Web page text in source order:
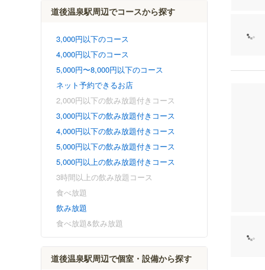
道後温泉駅周辺でコースから探す
3,000円以下のコース
4,000円以下のコース
5,000円〜8,000円以下のコース
ネット予約できるお店
2,000円以下の飲み放題付きコース
3,000円以下の飲み放題付きコース
4,000円以下の飲み放題付きコース
5,000円以下の飲み放題付きコース
5,000円以上の飲み放題付きコース
3時間以上の飲み放題コース
食べ放題
飲み放題
食べ放題&飲み放題
道後温泉駅周辺で個室・設備から探す